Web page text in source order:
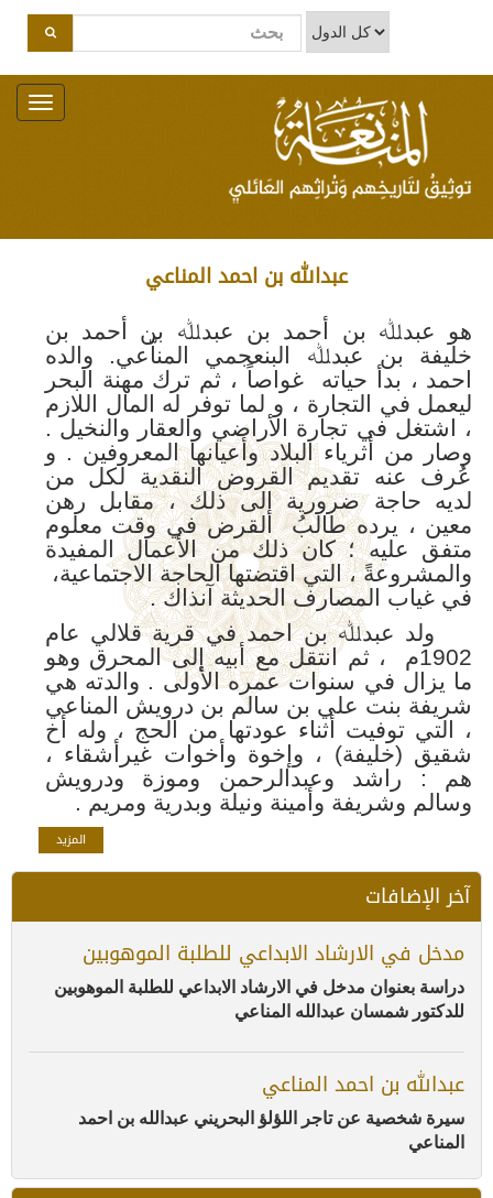
Toggle
navigation
عبدالله بن احمد المناعي
ھو عبدﷲ بن أحمد بن عبدﷲ بن أحمد بن
خلیفة بن عبدﷲ البنعجمي المناّعي. والده
احمد ، بدأ حیاته غواصاً ، ثم ترك مھنة البحر
لیعمل في التجارة ، و لما توفر له المال اللازم
، اشتغل في تجارة الأراضي والعقار والنخیل .
وصار من أثریاء البلاد وأعیانھا المعروفین . و
عُرف عنه تقدیم القروض النقدیة لكل من
لدیه حاجة ضروریة إلى ذلك ، مقابل رھن
معین ، یرده طالبُ القرض في وقت معلوم
متفق علیه ؛ كان ذلك من الأعمال المفیدة
والمشروعةً ، التي اقتضتھا الحاجة الاجتماعیة،
في غیاب المصارف الحدیثة آنذاك .
ولد عبدﷲ بن احمد في قریة قلالي عام
1902م ، ثم انتقل مع أبیه إلى المحرق وھو
ما یزال في سنوات عمره الأولى . والدته ھي
شریفة بنت علي بن سالم بن درویش المناعي
، التي توفیت أثناء عودتھا من الحج ، وله أخ
شقیق (خلیفة) ، وإخوة وأخوات غیرأشقاء ،
ھم : راشد وعبدالرحمن وموزة ودرویش
وسالم وشریفة وأمینة ونیلة وبدریة ومریم .
المزيد
آخر الإضافات
مدخل في الارشاد الابداعي للطلبة الموهوبين
دراسة بعنوان مدخل في الارشاد الابداعي للطلبة الموهوبين
للدكتور شمسان عبدالله المناعي
عبدالله بن احمد المناعي
سيرة شخصية عن تاجر اللؤلؤ البحريني عبدالله بن احمد
المناعي